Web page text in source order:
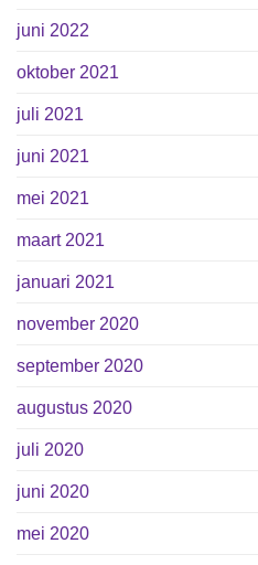
juni 2022
oktober 2021
juli 2021
juni 2021
mei 2021
maart 2021
januari 2021
november 2020
september 2020
augustus 2020
juli 2020
juni 2020
mei 2020